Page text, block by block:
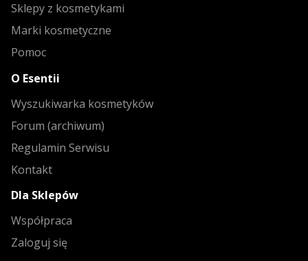
Sklepy z kosmetykami
Marki kosmetyczne
Pomoc
O Esentii
Wyszukiwarka kosmetyków
Forum (archiwum)
Regulamin Serwisu
Kontakt
Dla Sklepów
Współpraca
Zaloguj się